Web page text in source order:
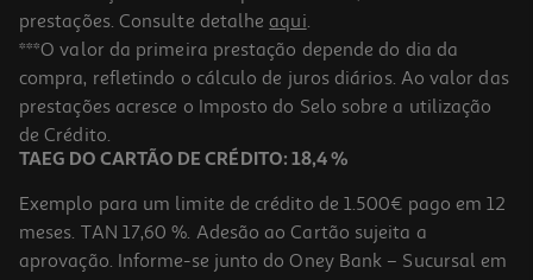
prestações. Consulte detalhe aqui.
***O valor da primeira prestação depende do dia da
compra, refletindo o cálculo de juros diários. Ao valor das
prestações acresce o Imposto do Selo sobre a utilização
de Crédito.
TAEG DO CARTÃO DE CRÉDITO: 18,4 %
Exemplo para um limite de crédito de 1.500€ pago em 12
meses. TAN 17,60 %. Adesão ao Cartão sujeita a
aprovação. Informe-se junto do Oney Bank – Sucursal em